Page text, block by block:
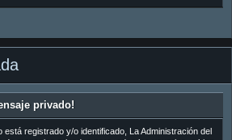
privado!
registrado y/o identificado, La Administración del